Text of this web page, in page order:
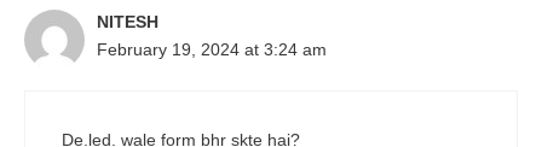
NITESH
February 19, 2024 at 3:24 am
De.led. wale form bhr skte hai?